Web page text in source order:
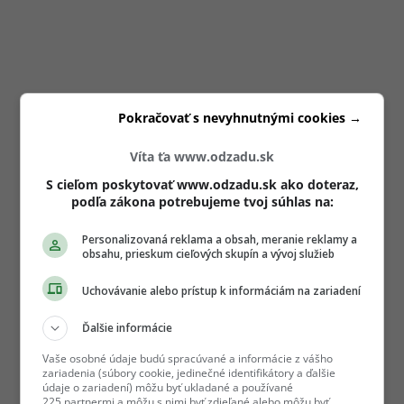
Víta ťa www.odzadu.sk
S cieľom poskytovať www.odzadu.sk ako doteraz,
podľa zákona potrebujeme tvoj súhlas na:
Personalizovaná reklama a obsah, meranie reklamy a
obsahu, prieskum cieľových skupín a vývoj služieb
Uchovávanie alebo prístup k informáciám na zariadení
Ďalšie informácie
Vaše osobné údaje budú spracúvané a informácie z vášho
zariadenia (súbory cookie, jedinečné identifikátory a ďalšie
údaje o zariadení) môžu byť ukladané a používané
Pokračovať s nevyhnutnými cookies →